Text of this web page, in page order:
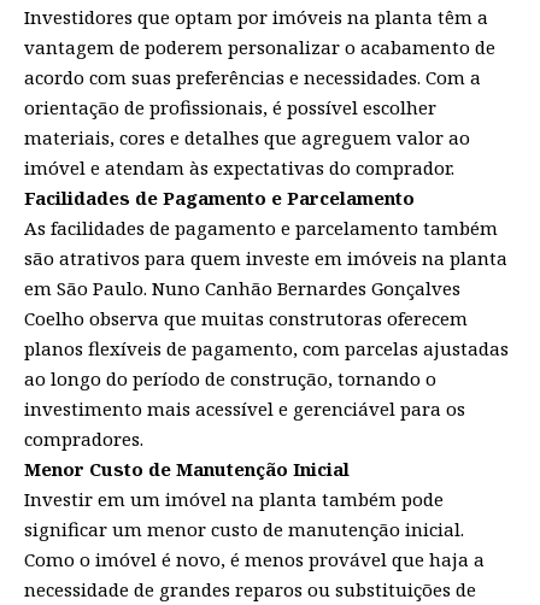
Investidores que optam por imóveis na planta têm a
vantagem de poderem personalizar o acabamento de
acordo com suas preferências e necessidades. Com a
orientação de profissionais, é possível escolher
materiais, cores e detalhes que agreguem valor ao
imóvel e atendam às expectativas do comprador.
Facilidades de Pagamento e Parcelamento
As facilidades de pagamento e parcelamento também
são atrativos para quem investe em imóveis na planta
em São Paulo. Nuno Canhão Bernardes Gonçalves
Coelho observa que muitas construtoras oferecem
planos flexíveis de pagamento, com parcelas ajustadas
ao longo do período de construção, tornando o
investimento mais acessível e gerenciável para os
compradores.
Menor Custo de Manutenção Inicial
Investir em um imóvel na planta também pode
significar um menor custo de manutenção inicial.
Como o imóvel é novo, é menos provável que haja a
necessidade de grandes reparos ou substituições de